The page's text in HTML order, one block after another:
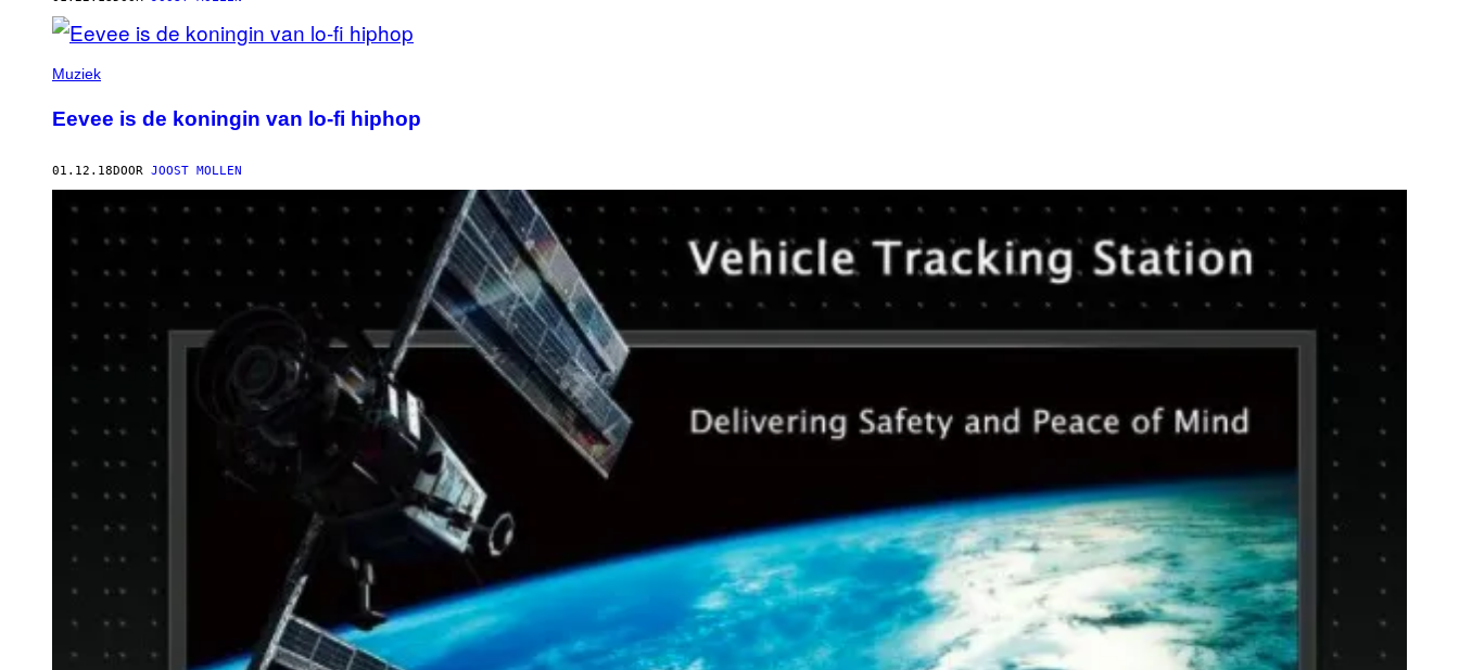
Muziek
Eevee is de koningin van lo-fi hiphop
01.12.18DOOR JOOST MOLLEN